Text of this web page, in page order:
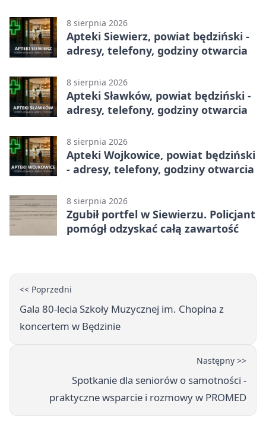
8 sierpnia 2026
Apteki Siewierz, powiat będziński -
adresy, telefony, godziny otwarcia
8 sierpnia 2026
Apteki Sławków, powiat będziński -
adresy, telefony, godziny otwarcia
8 sierpnia 2026
Apteki Wojkowice, powiat będziński
- adresy, telefony, godziny otwarcia
8 sierpnia 2026
Zgubił portfel w Siewierzu. Policjant
pomógł odzyskać całą zawartość
<< Poprzedni
Gala 80-lecia Szkoły Muzycznej im. Chopina z
koncertem w Będzinie
Następny >>
Spotkanie dla seniorów o samotności -
praktyczne wsparcie i rozmowy w PROMED